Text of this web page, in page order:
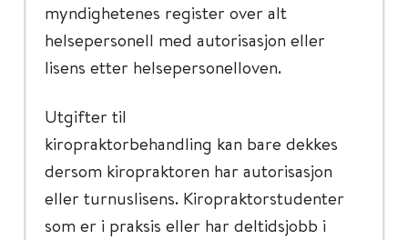
myndighetenes register over alt
helsepersonell med autorisasjon eller
lisens etter helsepersonelloven.
Utgifter til
kiropraktorbehandling kan bare dekkes
dersom kiropraktoren har autorisasjon
eller turnuslisens. Kiropraktorstudenter
som er i praksis eller har deltidsjobb i